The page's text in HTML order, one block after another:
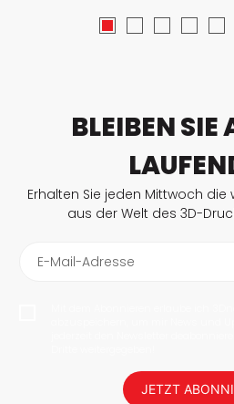
BLEIBEN SIE
Erhalten Sie jeden Mittwoch
aus der Welt des 3D-
E-Mail-Adresse
JETZT